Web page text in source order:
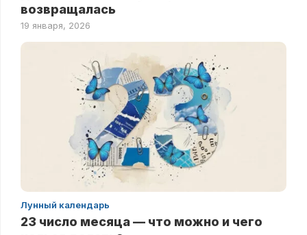
возвращалась
19 января, 2026
Лунный календарь
23 число месяца — что можно и чего